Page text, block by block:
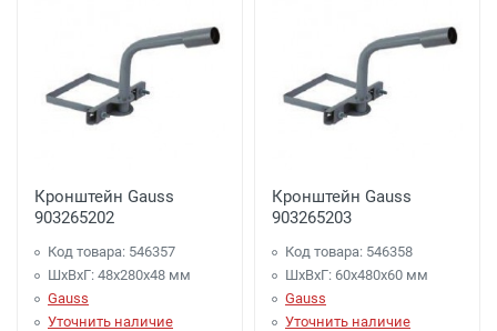
Кронштейн Gauss
903265202
Код товара: 546357
ШхВхГ: 48x280x48 мм
Gauss
Уточнить наличие
Кронштейн Gauss
903265203
Код товара: 546358
ШхВхГ: 60x480x60 мм
Gauss
Уточнить наличие